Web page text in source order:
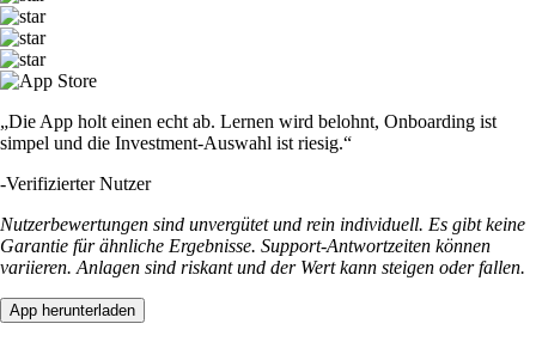
„Die App holt einen echt ab. Lernen wird belohnt, Onboarding ist
simpel und die Investment-Auswahl ist riesig.“
-Verifizierter Nutzer
Nutzerbewertungen sind unvergütet und rein individuell. Es gibt keine
Garantie für ähnliche Ergebnisse. Support-Antwortzeiten können
variieren. Anlagen sind riskant und der Wert kann steigen oder fallen.
App herunterladen